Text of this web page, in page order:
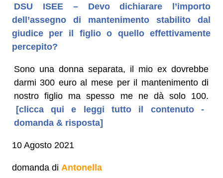
DSU ISEE – Devo dichiarare l’importo
dell’assegno di mantenimento stabilito dal
giudice per il figlio o quello effettivamente
percepito?
Sono una donna separata, il mio ex dovrebbe
darmi 300 euro al mese per il mantenimento di
nostro figlio ma spesso me ne dà solo 100.
[clicca qui e leggi tutto il contenuto -
domanda & risposta]
10 Agosto 2021
domanda di Antonella